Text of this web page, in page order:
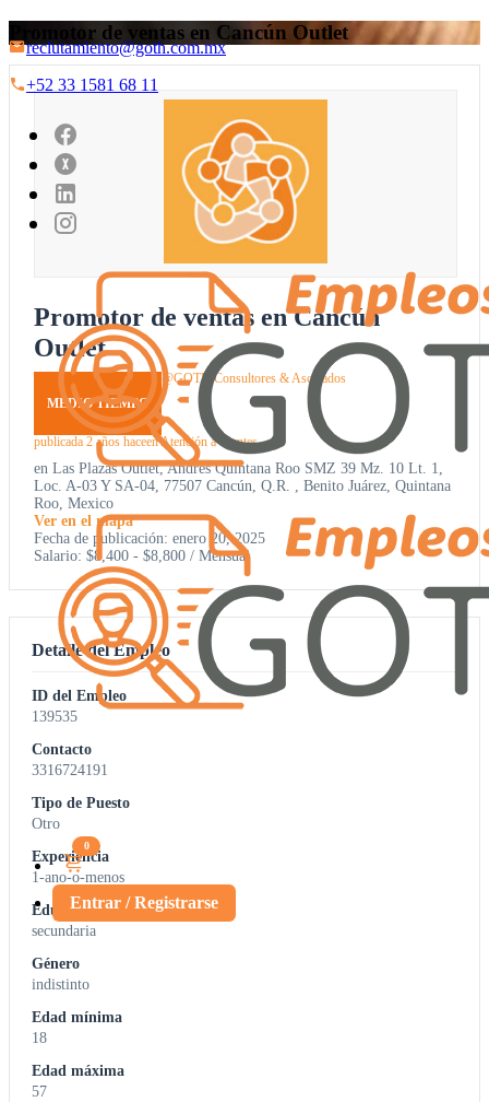
reclutamiento@goth.com.mx
+52 33 1581 68 11
0
Entrar / Registrarse
Promotor de ventas en Cancún Outlet
Promotor de ventas en Cancún
Outlet
MEDIO TIEMPO
@GOTH Consultores & Asociados
publicada 2 años haceenAtención a clientes
en Las Plazas Outlet, Andrés Quintana Roo SMZ 39 Mz. 10 Lt. 1,
Loc. A-03 Y SA-04, 77507 Cancún, Q.R. , Benito Juárez, Quintana
Roo, Mexico
Ver en el mapa
Fecha de publicación: enero 20, 2025
Salario: $8,400 - $8,800 / Mensual
Detalle del Empleo
ID del Empleo
139535
Contacto
3316724191
Tipo de Puesto
Otro
Experiencia
1-ano-o-menos
Educación
secundaria
Género
indistinto
Edad mínima
18
Edad máxima
57